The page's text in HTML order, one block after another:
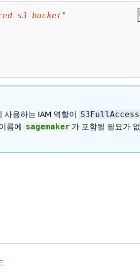
s3-bucket"
사용하는 IAM 역할이 S3FullAccess
름에 sagemaker 가 포함될 필요가 없